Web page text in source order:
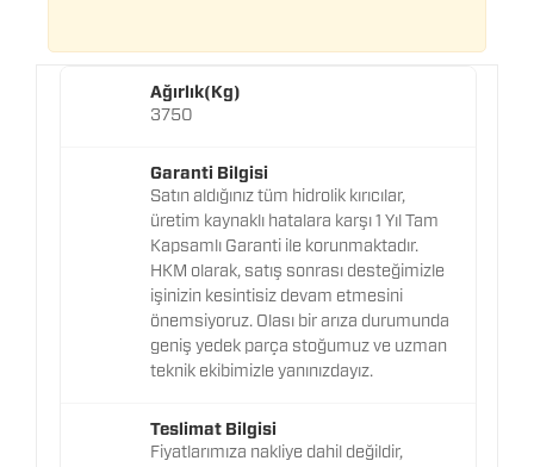
Ağırlık(Kg)
3750
Garanti Bilgisi
Satın aldığınız tüm hidrolik kırıcılar,
üretim kaynaklı hatalara karşı 1 Yıl Tam
Kapsamlı Garanti ile korunmaktadır.
HKM olarak, satış sonrası desteğimizle
işinizin kesintisiz devam etmesini
önemsiyoruz. Olası bir arıza durumunda
geniş yedek parça stoğumuz ve uzman
teknik ekibimizle yanınızdayız.
Teslimat Bilgisi
Fiyatlarımıza nakliye dahil değildir,